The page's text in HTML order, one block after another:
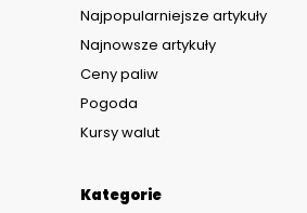
Kategorie
Najpopularniejsze artykuły
Najnowsze artykuły
Ceny paliw
Pogoda
Kursy walut